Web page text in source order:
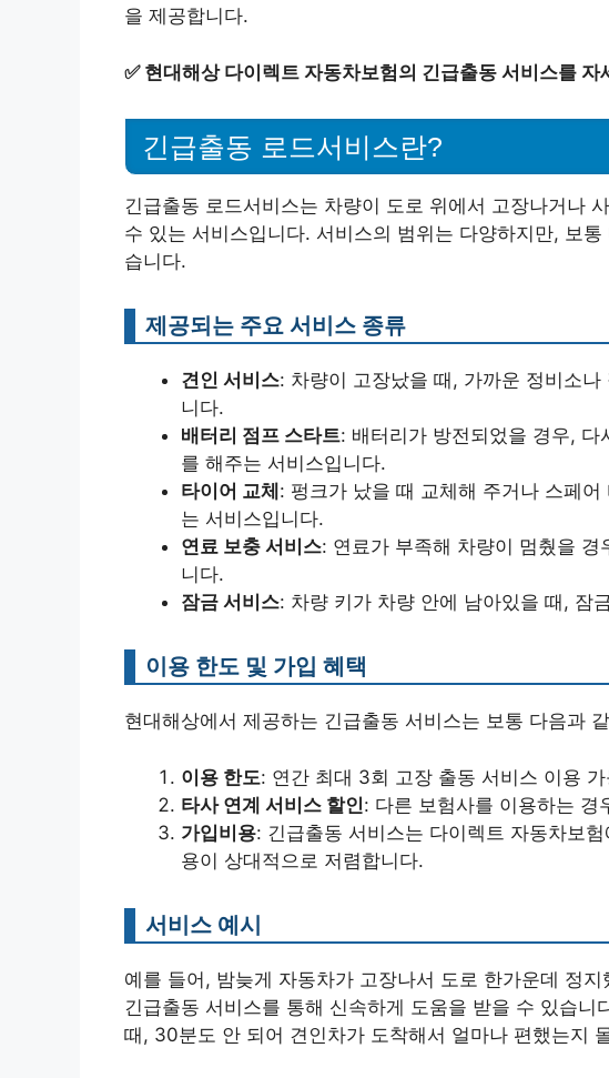
을 제공합니다.
✅ 현대해상 다이렉트 자동차보험의 긴급출동 서비스를 자
긴급출동 로드서비스란?
긴급출동 로드서비스는 차량이 도로 위에서 고장나거나
수 있는 서비스입니다. 서비스의 범위는 다양하지만, 보
습니다.
제공되는 주요 서비스 종류
견인 서비스: 차량이 고장났을 때, 가까운 정비소
니다.
배터리 점프 스타트: 배터리가 방전되었을 경우,
를 해주는 서비스입니다.
타이어 교체 : 펑크가 났을 때 교체해 주거나 스페
는 서비스입니다.
연료 보충 서비스: 연료가 부족해 차량이 멈췄을
니다.
잠금 서비스: 차량 키가 차량 안에 남아있을 때, 잠
이용 한도 및 가입 혜택
현대해상에서 제공하는 긴급출동 서비스는 보통 다음과
이용 한도: 연간 최대 3회 고장 출동 서비스 이용 가
타사 연계 서비스 할인: 다른 보험사를 이용하는 경
가입비용: 긴급출동 서비스는 다이렉트 자동차보
용이 상대적으로 저렴합니다.
서비스 예시
예를 들어, 밤늦게 자동차가 고장나서 도로 한가운데 정
긴급출동 서비스를 통해 신속하게 도움을 받을 수 있습니
때, 30분도 안 되어 견인차가 도착해서 얼마나 편했는지